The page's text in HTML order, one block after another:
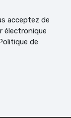
acceptez de
électronique
de